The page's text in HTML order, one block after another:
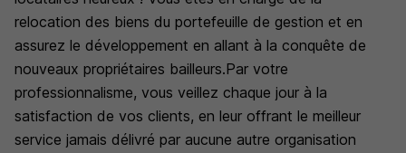
relocation des biens du portefeuille de gestion et en
assurez le développement en allant à la conquête de
nouveaux propriétaires bailleurs.Par votre
professionnalisme, vous veillez chaque jour à la
satisfaction de vos clients, en leur offrant le meilleur
service jamais délivré par aucune autre organisation